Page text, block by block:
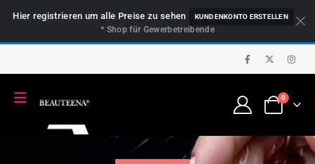
Hier registrieren um alle Preise zu sehen KUNDENKONTO ERSTELLEN
* Shop für Gewerbetreibende
0